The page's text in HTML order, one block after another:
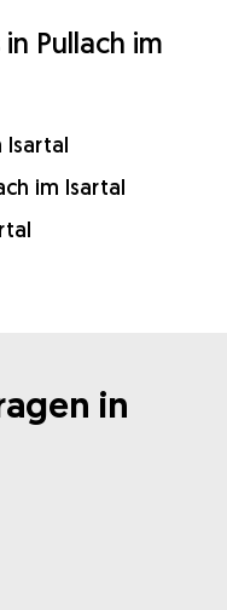
Pullach im
Isartal
im Isartal
in